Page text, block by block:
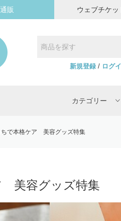
通販 ウェブチケッ
新規登録/ ログ
カテゴリー
ちで本格ケア 美容グッズ特集
美容グッズ特集